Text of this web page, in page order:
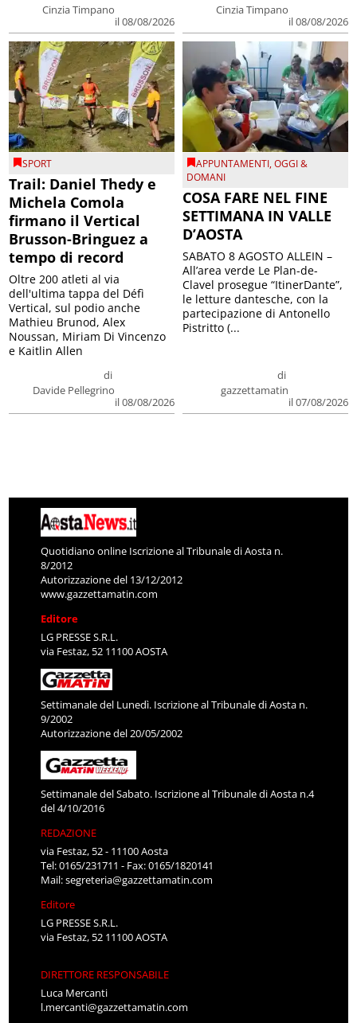
Cinzia Timpano
il 08/08/2026
Cinzia Timpano
il 08/08/2026
SPORT
Trail: Daniel Thedy e
Michela Comola
firmano il Vertical
Brusson-Bringuez a
tempo di record
di
Davide Pellegrino
il 08/08/2026
Oltre 200 atleti al via
dell'ultima tappa del Défì
Vertical, sul podio anche
Mathieu Brunod, Alex
Noussan, Miriam Di Vincenzo
e Kaitlin Allen
APPUNTAMENTI,OGGI &
DOMANI
COSA FARE NEL FINE
SETTIMANA IN VALLE
D’AOSTA
di
gazzettamatin
il 07/08/2026
SABATO 8 AGOSTO ALLEIN –
All’area verde Le Plan-de-
Clavel prosegue “ItinerDante”,
le letture dantesche, con la
partecipazione di Antonello
Pistritto (...
Quotidiano online Iscrizione al Tribunale di Aosta n.
8/2012
Autorizzazione del 13/12/2012
www.gazzettamatin.com
Editore
LG PRESSE S.R.L.
via Festaz, 52 11100 AOSTA
Settimanale del Lunedì. Iscrizione al Tribunale di Aosta n.
9/2002
Autorizzazione del 20/05/2002
Settimanale del Sabato. Iscrizione al Tribunale di Aosta n.4
del 4/10/2016
REDAZIONE
via Festaz, 52 - 11100 Aosta
Tel: 0165/231711 - Fax: 0165/1820141
Mail:segreteria@gazzettamatin.com
Editore
LG PRESSE S.R.L.
via Festaz, 52 11100 AOSTA
DIRETTORE RESPONSABILE
Luca Mercanti
l.mercanti@gazzettamatin.com